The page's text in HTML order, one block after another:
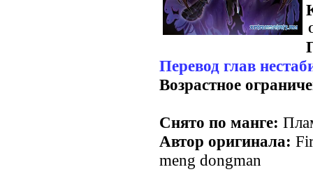
Перевод глав
Возрастное
Снято по манге:
Автор оригинала:
meng dongman